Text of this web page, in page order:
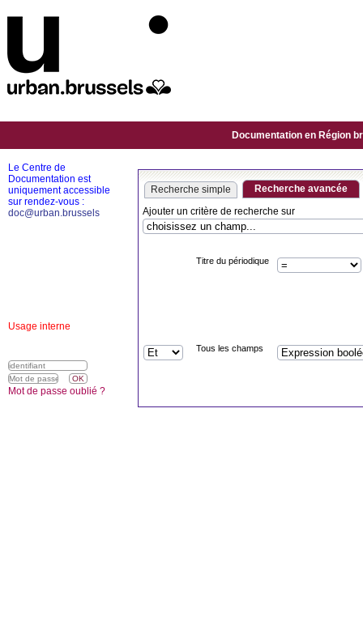
Documentation en Région
Recherche simple
Recherche avancée
Ajouter un critère de recherche sur
Titre du périodique
Tous les champs
Le Centre de
Documentation est
uniquement accessible
sur rendez-vous :
doc@urban.brussels
Usage interne
Mot de passe oublié ?